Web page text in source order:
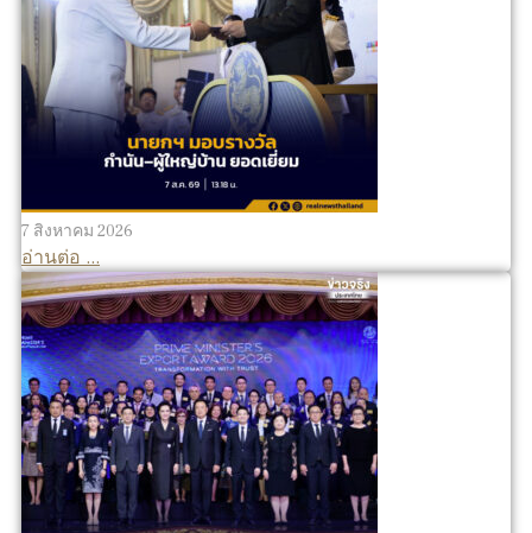
7 สิงหาคม 2026
อ่านต่อ ...